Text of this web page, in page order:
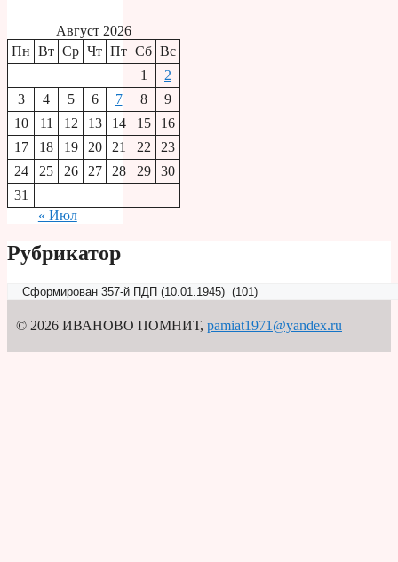
Август 2026
Пн Вт Ср Чт Пт Сб Вс
1
2
3
4 5 6 7 8
9
10
11 12 13 14 15
16
17
18 19 20 21 22
23
24
25 26 27 28 29
30
31
« Июл
Рубрикатор
Рубрикатор
© 2026 ИВАНОВО ПОМНИТ, pamiat1971@yandex.ru